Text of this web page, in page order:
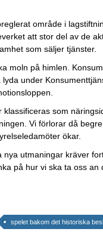
område i
att stor del av de
som säljer tjänster.
moln på himlen.
under
som
Vi förlorar då
ökar.
nya utmaningar kräver
på hur vi ska ta oss
spelet bakom det historiska